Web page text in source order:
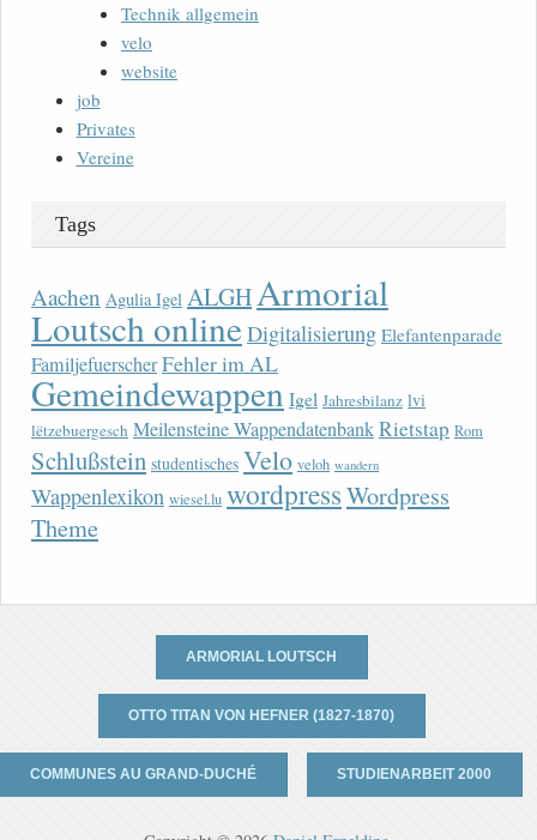
Technik allgemein
velo
website
job
Privates
Vereine
Tags
Aachen Agulia Igel ALGHArmorial
Loutsch onlineDigitalisierung Elefantenparade
FamiljefuerscherFehler im AL
Gemeindewappen Igel Jahresbilanz lvi
lëtzebuergesch Meilensteine WappendatenbankRietstap Rom
Schlußstein studentisches Velo veloh wandern
Wappenlexikon wiesel.lu wordpressWordpress
Theme
ARMORIAL LOUTSCH
OTTO TITAN VON HEFNER (1827-1870)
COMMUNES AU GRAND-DUCHÉ STUDIENARBEIT 2000